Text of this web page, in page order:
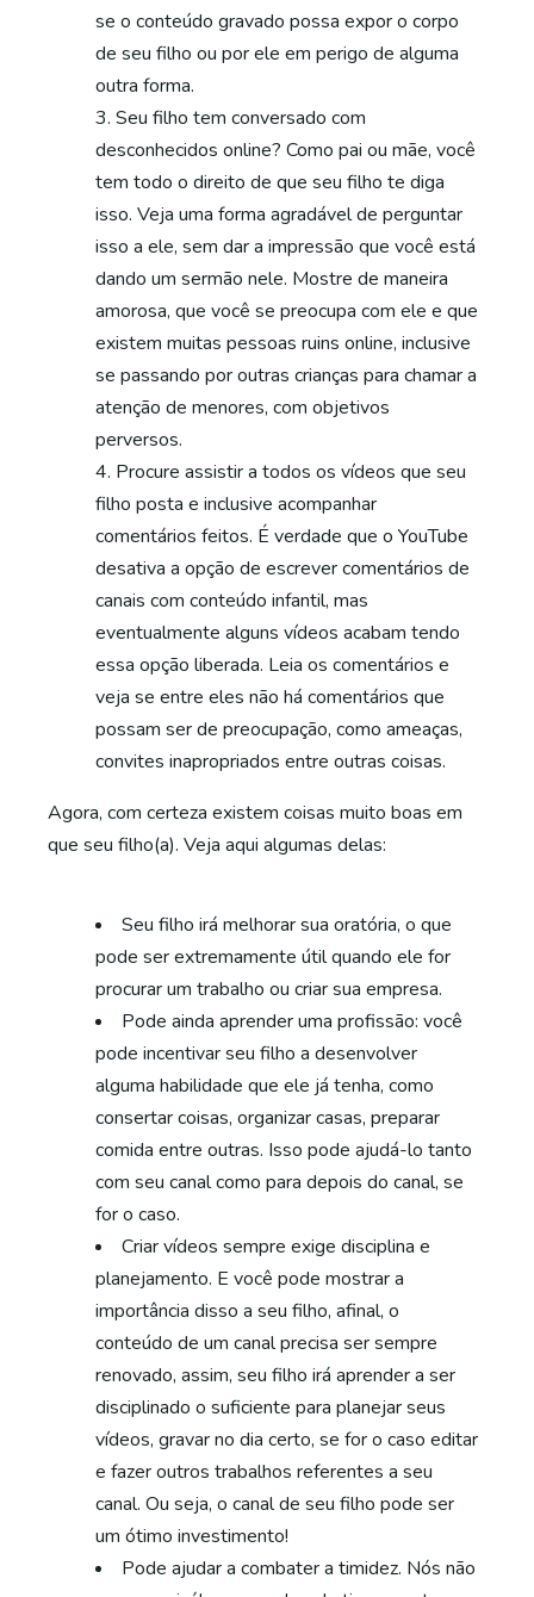
se o conteúdo gravado possa expor o corpo
de seu filho ou por ele em perigo de alguma
outra forma.
Seu filho tem conversado com
desconhecidos online? Como pai ou mãe, você
tem todo o direito de que seu filho te diga
isso. Veja uma forma agradável de perguntar
isso a ele, sem dar a impressão que você está
dando um sermão nele. Mostre de maneira
amorosa, que você se preocupa com ele e que
existem muitas pessoas ruins online, inclusive
se passando por outras crianças para chamar a
atenção de menores, com objetivos
perversos.
Procure assistir a todos os vídeos que seu
filho posta e inclusive acompanhar
comentários feitos. É verdade que o YouTube
desativa a opção de escrever comentários de
canais com conteúdo infantil, mas
eventualmente alguns vídeos acabam tendo
essa opção liberada. Leia os comentários e
veja se entre eles não há comentários que
possam ser de preocupação, como ameaças,
convites inapropriados entre outras coisas.
Agora, com certeza existem coisas muito boas em
que seu filho(a). Veja aqui algumas delas:
Seu filho irá melhorar sua oratória, o que
pode ser extremamente útil quando ele for
procurar um trabalho ou criar sua empresa.
Pode ainda aprender uma profissão: você
pode incentivar seu filho a desenvolver
alguma habilidade que ele já tenha, como
consertar coisas, organizar casas, preparar
comida entre outras. Isso pode ajudá-lo tanto
com seu canal como para depois do canal, se
for o caso.
Criar vídeos sempre exige disciplina e
planejamento. E você pode mostrar a
importância disso a seu filho, afinal, o
conteúdo de um canal precisa ser sempre
renovado, assim, seu filho irá aprender a ser
disciplinado o suficiente para planejar seus
vídeos, gravar no dia certo, se for o caso editar
e fazer outros trabalhos referentes a seu
canal. Ou seja, o canal de seu filho pode ser
um ótimo investimento!
Pode ajudar a combater a timidez. Nós não